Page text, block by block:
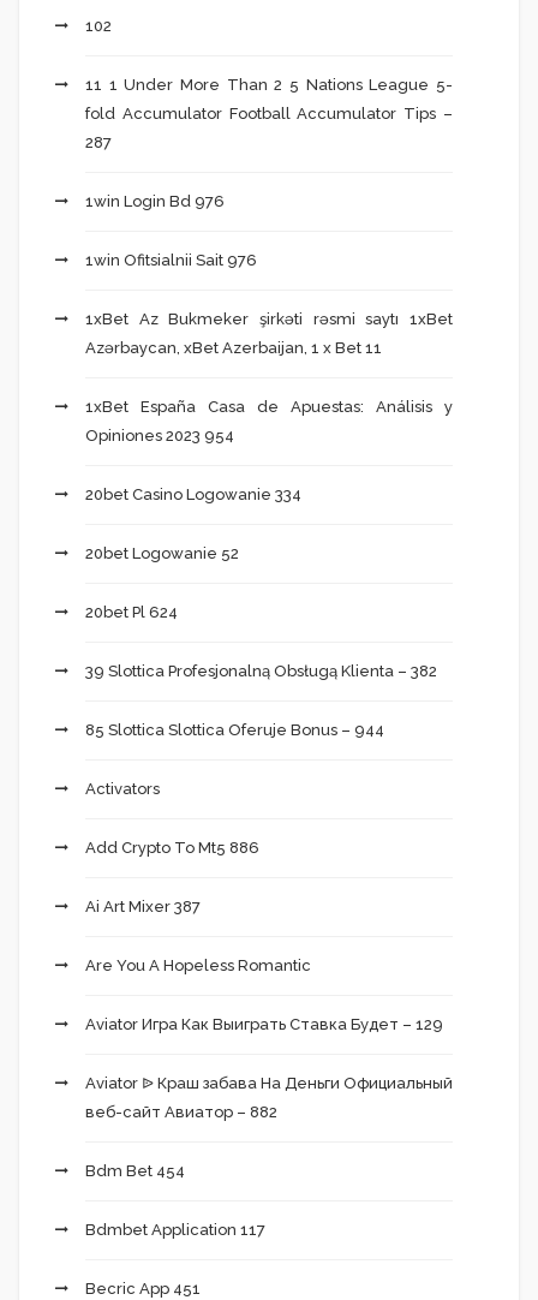
102
11 1 Under More Than 2 5 Nations League 5-
fold Accumulator Football Accumulator Tips –
287
1win Login Bd 976
1win Ofitsialnii Sait 976
1xBet Az Bukmeker şirkəti rəsmi saytı 1xBet
Azərbaycan, xBet Azerbaijan, 1 x Bet 11
1xBet España Casa de Apuestas: Análisis y
Opiniones 2023 954
20bet Casino Logowanie 334
20bet Logowanie 52
20bet Pl 624
39 Slottica Profesjonalną Obsługą Klienta – 382
85 Slottica Slottica Oferuje Bonus – 944
Activators
Add Crypto To Mt5 886
Ai Art Mixer 387
Are You A Hopeless Romantic
Aviator Игра Как Выиграть Ставка Будет – 129
Aviator ᐉ Краш забава На Деньги Официальный
веб-сайт Авиатор – 882
Bdm Bet 454
Bdmbet Application 117
Becric App 451